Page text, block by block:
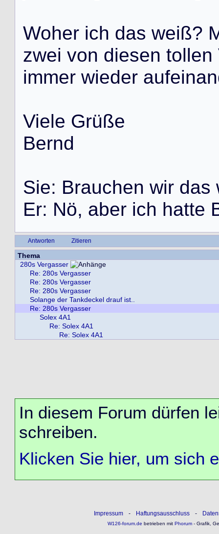
Woher ich das weiß?
zwei von diesen tollen
immer wieder aufeinan
Viele Grüße
Bernd
Sie: Brauchen wir das
Er: Nö, aber ich hatte
Antworten Zitieren
Thema
280s Vergasser
Re: 280s Vergasser
Re: 280s Vergasser
Re: 280s Vergasser
Solange der Tankdeckel drauf ist..
Re: 280s Vergasser
Solex 4A1
Re: Solex 4A1
Re: Solex 4A1
In diesem Forum dürfen
schreiben.
Klicken Sie hier, um sich
Impressum - Haftungsausschluss -
W126-forum.de betrieben mitPhorum- Grafik,